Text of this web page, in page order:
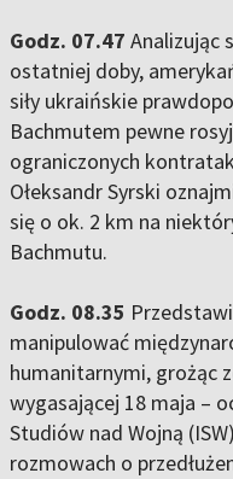
Godz. 07.47 Analizując
ostatniej doby,
siły ukraińskie
Bachmutem pewne
ograniczonych
Ołeksandr Syrski
się o ok. 2 km na
Bachmutu.
Godz. 08.35
manipulować
humanitarnymi, grożąc
wygasającej 18 maja –
Studiów nad Wojną
rozmowach o